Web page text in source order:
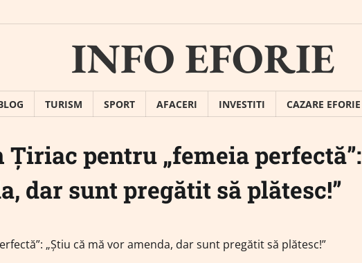
INFO EFORIE
TURISM SPORT AFACERI INVESTITI CAZARE EFORIE
pentru „femeia perfectă”:
dar sunt pregătit să plătesc!”